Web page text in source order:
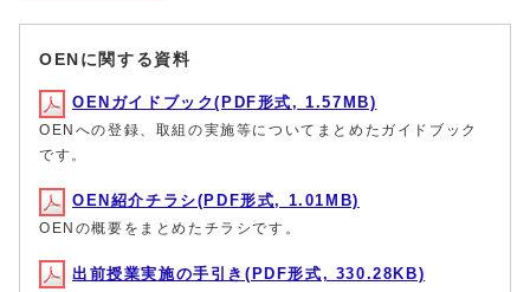
OENに関する資料
OENガイドブック(PDF形式, 1.57MB)
OENへの登録、取組の実施等についてまとめたガイドブック
です。
OEN紹介チラシ(PDF形式, 1.01MB)
OENの概要をまとめたチラシです。
出前授業実施の手引き(PDF形式, 330.28KB)